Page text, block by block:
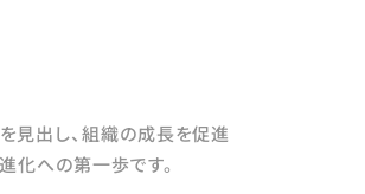
見出し、組織の成長を促進
化への第一歩です。